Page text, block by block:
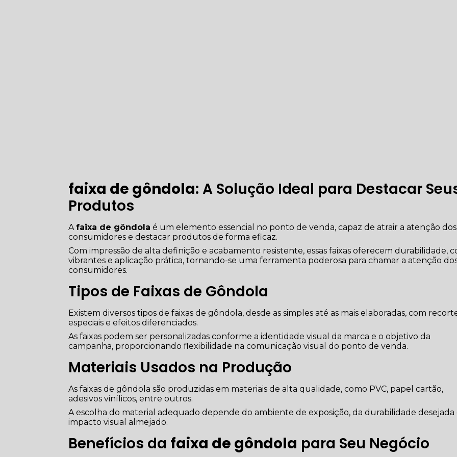
faixa de gôndola: A Solução Ideal para Destacar
Produtos
Afaixa de gôndola é um elemento essencial no ponto de venda, capaz de atrair a atenção dos
consumidores e destacar produtos de forma eficaz.
Com impressão de alta definição e acabamento resistente, essas faixas oferecem durabilidade,
vibrantes e aplicação prática, tornando-se uma ferramenta poderosa para chamar a atenção
consumidores.
Tipos de Faixas de Gôndola
Existem diversos tipos de faixas de gôndola, desde as simples até as mais elaboradas, com
especiais e efeitos diferenciados.
As faixas podem ser personalizadas conforme a identidade visual da marca e o objetivo da
campanha, proporcionando flexibilidade na comunicação visual do ponto de venda.
Materiais Usados na Produção
As faixas de gôndola são produzidas em materiais de alta qualidade, como PVC, papel cartão,
adesivos vinílicos, entre outros.
A escolha do material adequado depende do ambiente de exposição, da durabilidade desejada
impacto visual almejado.
Benefícios da faixa de gôndola para Seu Negócio